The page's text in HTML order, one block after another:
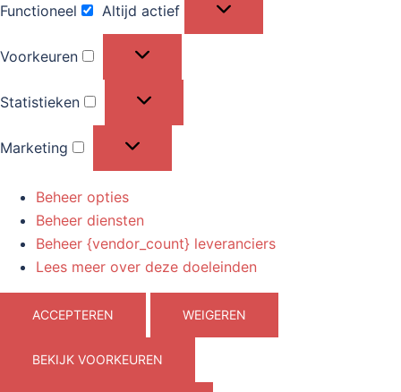
Functioneel
Functioneel
Altijd actief
Voorkeuren
Statistieken
Marketing
Beheer opties
Beheer diensten
Beheer {vendor_count} leveranciers
Lees meer over deze doeleinden
ACCEPTEREN WEIGEREN
BEKIJK VOORKEUREN